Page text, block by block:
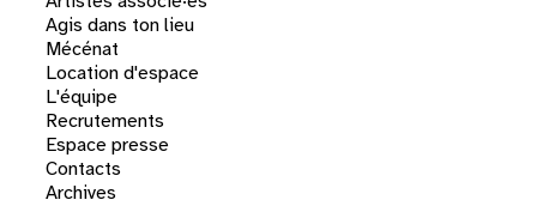
Agis dans ton lieu
Mécénat
Location d'espace
L'équipe
Recrutements
Espace presse
Contacts
Archives